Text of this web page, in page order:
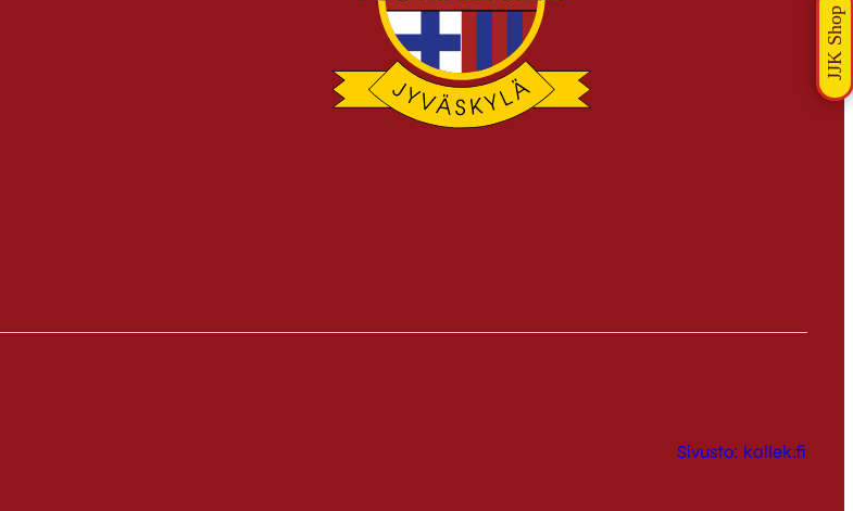
Sivusto: kallek.fi